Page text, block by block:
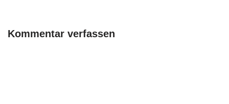
Kommentar verfassen